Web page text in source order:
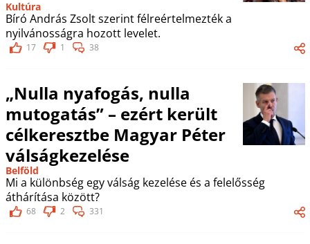
Kultúra
Bíró András Zsolt szerint félreértelmezték a
nyilvánosságra hozott levelet.
17 1 38
„Nulla nyafogás, nulla
mutogatás” – ezért került
célkeresztbe Magyar Péter
válságkezelése
Belföld
Mi a különbség egy válság kezelése és a felelősség
áthárítása között?
68 2 331